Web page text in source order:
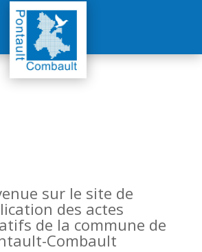
sur le site de
des actes
de la commune de
Combault